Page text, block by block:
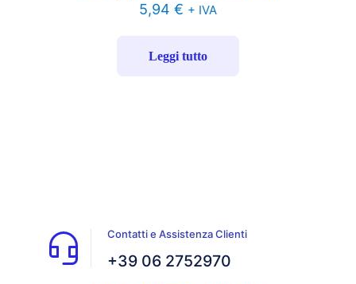
5,94 € + IVA
Leggi tutto
Contatti e Assistenza Clienti
+39 06 2752970